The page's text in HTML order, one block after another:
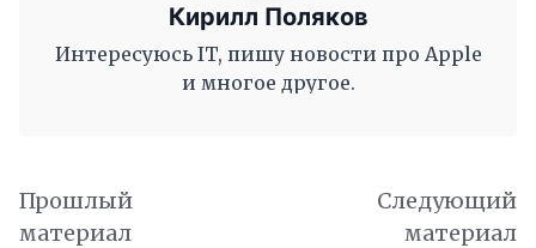
Кирилл Поляков
Интересуюсь IT, пишу новости про Apple
и многое другое.
Прошлый
материал
Следующий
материал